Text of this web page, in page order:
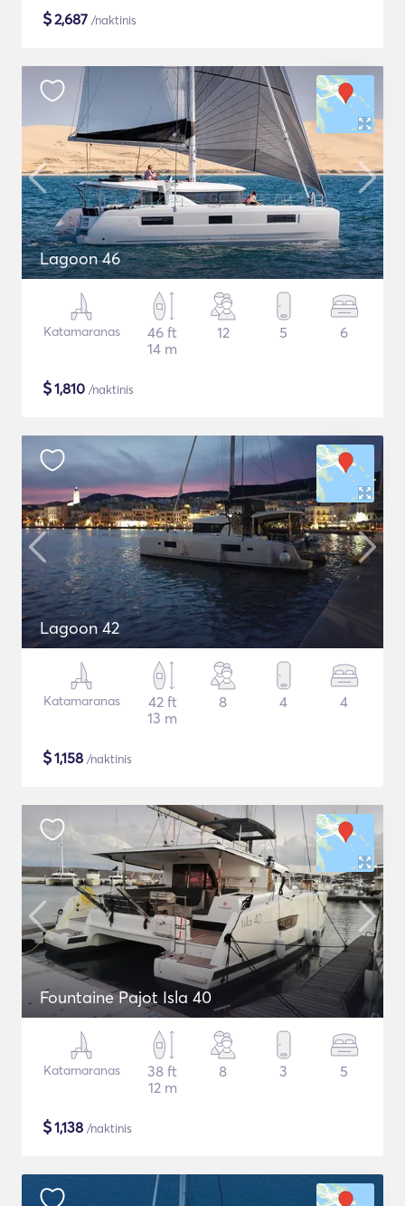
$2,687 /naktinis
Lagoon 46
Katamaranas
46 ft
14 m
12 5 6
$1,810 /naktinis
Lagoon 42
Katamaranas
42 ft
13 m
8 4 4
$1,158 /naktinis
Fountaine Pajot Isla 40
Katamaranas
38 ft
12 m
8 3 5
$1,138 /naktinis